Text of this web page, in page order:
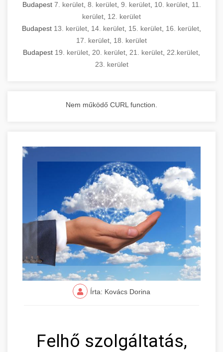
Budapest 7. kerület, 8. kerület, 9. kerület, 10. kerület, 11.
kerület 12. kerület
Budapest 13. kerület 14. kerület 15. kerület 16. kerület
17. kerület 18. kerület
Budapest 19. kerület 20. kerület 21. kerület 22.kerület
23. kerület
Nem működő CURL function.
Írta: Kovács Dorina
Felhő szolgáltatás,